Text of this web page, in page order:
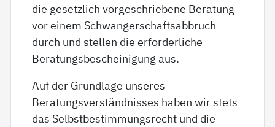
die gesetzlich vorgeschriebene Beratung
vor einem Schwangerschaftsabbruch
durch und stellen die erforderliche
Beratungsbescheinigung aus.
Auf der Grundlage unseres
Beratungsverständnisses haben wir stets
das Selbstbestimmungsrecht und die